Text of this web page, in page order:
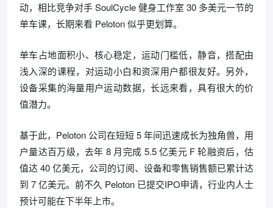
动，相比竞争对手 SoulCycle 健身工作室 30 多美元一节的
单车课，长期来看 Peloton 似乎更划算。
单车占地面积小、核心稳定，运动门槛低，静音，搭配由
浅入深的课程，对运动小白和资深用户都很友好。另外，
设备采集的海量用户运动数据，长远来看，具有很大的价
值潜力。
基于此，Peloton 公司在短短 5 年间迅速成长为独角兽，用
户量达百万级，去年 8 月完成 5.5 亿美元 F 轮融资后，估
值达 40 亿美元，公司的订阅、设备和零售销售额已累计达
到 7 亿美元。前不久 Peloton 已提交IPO申请，行业内人士
预计可能在下半年上市。